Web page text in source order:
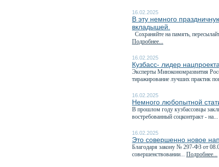
16.02.2025
В эту немного
вкладышей.
Сохраняйте на память,
Подробнее...
16.02.2025
Кузбасс- лидер
Эксперты Минэкономразвития
тиражирование лучших практик
16.02.2025
Немного любопытной
В прошлом году кузбассовцы
востребованный соцконтракт - на...
16.02.2025
Это совершенно новое
Благодаря закону № 297-ФЗ от
совершенствовании... Подробнее...